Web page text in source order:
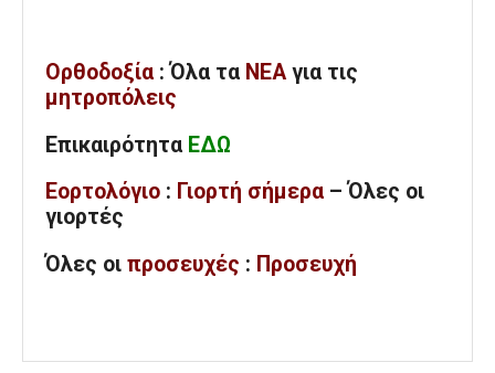
Ορθοδοξία : Όλα τα ΝΕΑ για τις
μητροπόλεις
Επικαιρότητα ΕΔΩ
Εορτολόγιο : Γιορτή σήμερα – Όλες οι
γιορτές
Όλες οι προσευχές : Προσευχή